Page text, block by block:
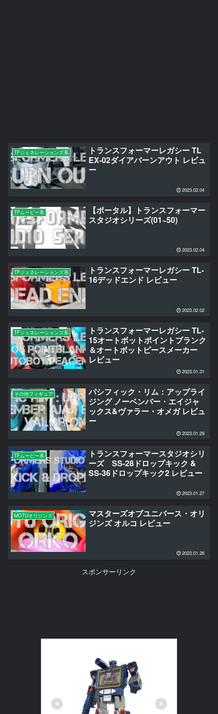
TFジェネレーションズ系
トランスフォーマーレガシー TL
EX-02ダイアバーンアウト レビュ
ー
2023.02.04
TFムービー系
【ポータル】トランスフォーマー
スタジオシリーズ(01~50)
2023.02.04
TFジェネレーションズ系
トランスフォーマーレガシー TL-
16デッドエンド レビュー
2023.02.02
TFジェネレーションズ系
トランスフォーマーレガシー TL-
15オートボットポイントブランク
＆オートボットピースメーカー
レビュー
2023.01.31
その他フィギュア
パシフィック・リム：アップライ
ジング ノーベンバー・エイジャ
ックス&ヴァラー・オメガ レビュ
ー
2023.01.29
TFムービー系
トランスフォーマースタジオシリ
ーズ SS-28ドロップキック &
SS-36ドロップキック2 レビュー
2023.01.27
MOTUオリジンズ
マスターズオブユニバース・オリ
ジンズ オルコ レビュー
2023.01.26
スポンサーリンク